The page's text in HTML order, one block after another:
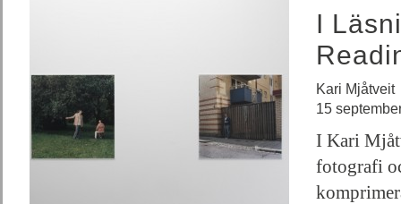
I
Kari Mjåtveit
15
I Kari
fotografi